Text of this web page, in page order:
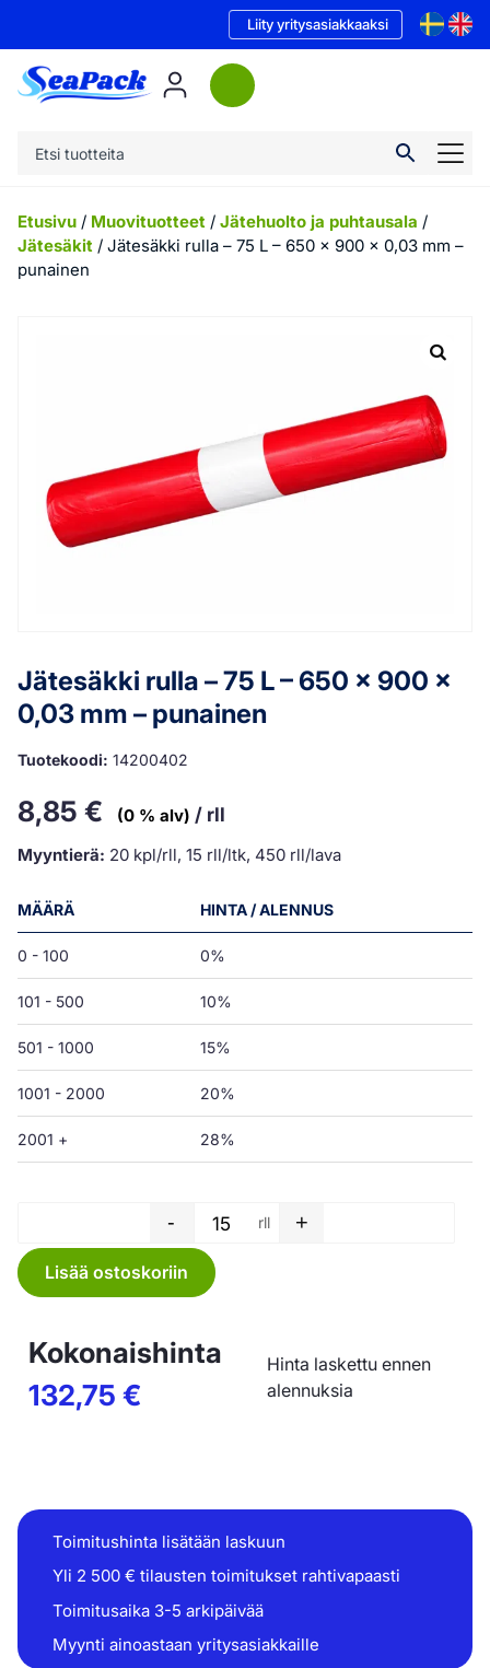
Liity yritysasiakkaaksi
Etusivu / Muovituotteet / Jätehuolto ja puhtausala /
Jätesäkit / Jätesäkki rulla – 75 L – 650 x 900 x 0,03 mm –
punainen
Jätesäkki rulla – 75 L – 650 x 900 x
0,03 mm – punainen
Tuotekoodi: 14200402
8,85 € (0 % alv) / rll
Myyntierä: 20 kpl/rll, 15 rll/ltk, 450 rll/lava
MÄÄRÄ HINTA / ALENNUS
0 - 100 0%
101 - 500 10%
501 - 1000 15%
1001 - 2000 20%
2001 + 28%
Jätesäkki rulla - 75 L - 650 x
- rll +
Lisää ostoskoriin
Kokonaishinta
132,75 €
Hinta laskettu ennen
alennuksia
Toimitushinta lisätään laskuun
Yli 2 500 € tilausten toimitukset rahtivapaasti
Toimitusaika 3-5 arkipäivää
Myynti ainoastaan yritysasiakkaille